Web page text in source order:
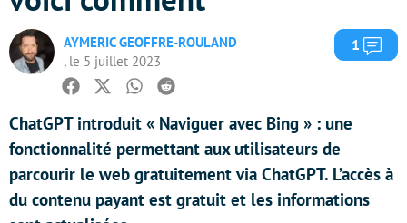
AYMERIC GEOFFRE-ROULAND
, le 5 juillet 2023
1
Facebook
TwitterWhatsapp
Reddit
ChatGPT introduit « Naviguer avec Bing » : une
fonctionnalité permettant aux utilisateurs de
parcourir le web gratuitement via ChatGPT. L’accès à
du contenu payant est gratuit et les informations